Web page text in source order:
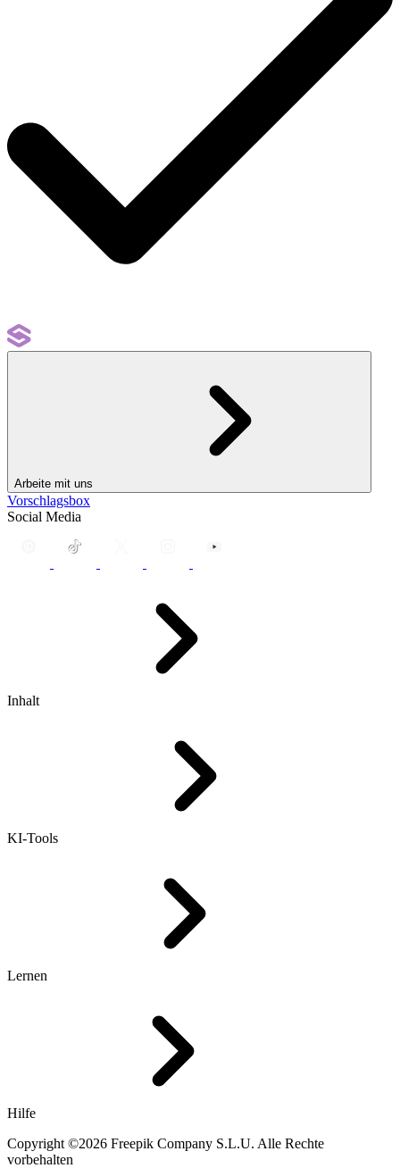
Arbeite mit uns
Vorschlagsbox
Social Media
Inhalt
KI-Tools
Lernen
Hilfe
Copyright ©2026 Freepik Company S.L.U. Alle Rechte
vorbehalten